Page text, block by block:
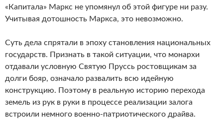
«Капитала» Маркс не упомянул об этой фигуре ни разу.
Учитывая дотошность Маркса, это невозможно.
Суть дела спрятали в эпоху становления национальных
государств. Признать в такой ситуации, что монархи
отдавали условную Святую Пруссь ростовщикам за
долги бояр, означало развалить всю идейную
конструкцию. Поэтому в реальную историю перехода
земель из рук в руки в процессе реализации залога
встроили немного военно-патриотического драйва.